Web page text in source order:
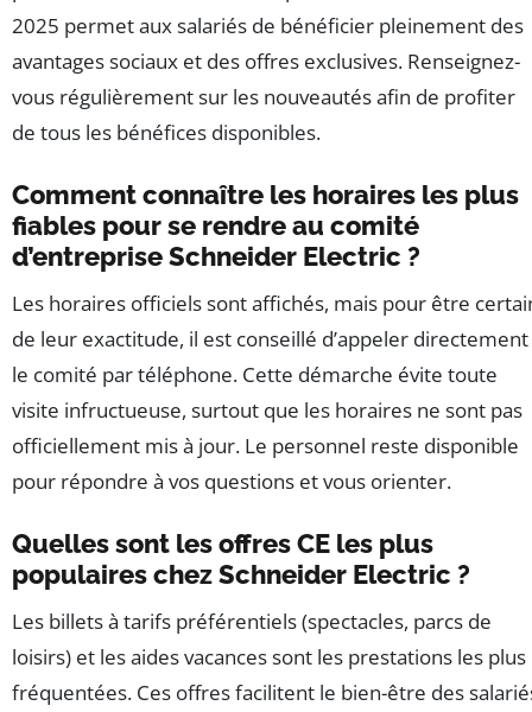
2025 permet aux salariés de bénéficier pleinement des
avantages sociaux et des offres exclusives. Renseignez-
vous régulièrement sur les nouveautés afin de profiter
de tous les bénéfices disponibles.
Comment connaître les horaires les plus
fiables pour se rendre au comité
d’entreprise Schneider Electric ?
Les horaires officiels sont affichés, mais pour être
de leur exactitude, il est conseillé d’appeler directement
le comité par téléphone. Cette démarche évite toute
visite infructueuse, surtout que les horaires ne sont pas
officiellement mis à jour. Le personnel reste disponible
pour répondre à vos questions et vous orienter.
Quelles sont les offres CE les plus
populaires chez Schneider Electric ?
Les billets à tarifs préférentiels (spectacles, parcs de
loisirs) et les aides vacances sont les prestations les plus
fréquentées. Ces offres facilitent le bien-être des